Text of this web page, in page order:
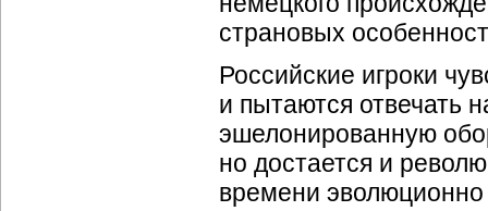
страновых
Российские игроки
и пытаются отвечать
эшелонированную
но достается и
времени